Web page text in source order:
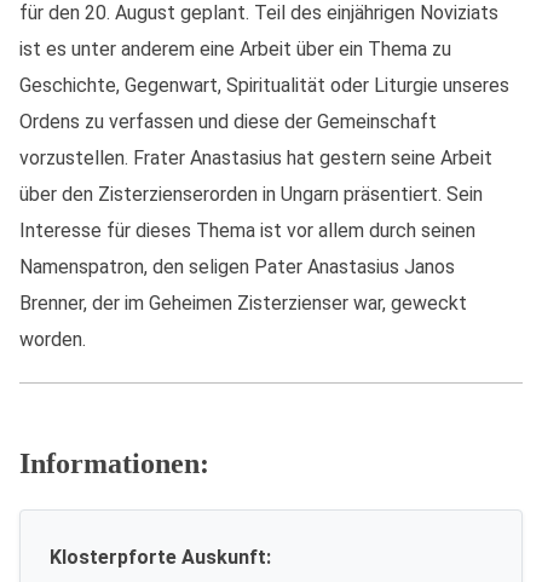
für den 20. August geplant. Teil des einjährigen Noviziats
ist es unter anderem eine Arbeit über ein Thema zu
Geschichte, Gegenwart, Spiritualität oder Liturgie unseres
Ordens zu verfassen und diese der Gemeinschaft
vorzustellen. Frater Anastasius hat gestern seine Arbeit
über den Zisterzienserorden in Ungarn präsentiert. Sein
Interesse für dieses Thema ist vor allem durch seinen
Namenspatron, den seligen Pater Anastasius Janos
Brenner, der im Geheimen Zisterzienser war, geweckt
worden.
Informationen:
Klosterpforte Auskunft: